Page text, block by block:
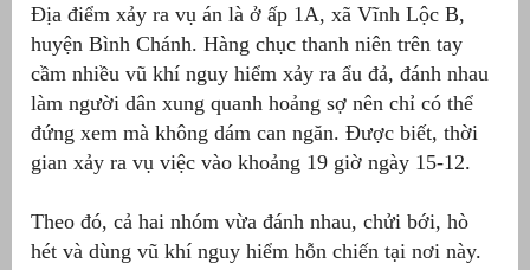
Địa điểm xảy ra vụ án là ở ấp 1A, xã Vĩnh Lộc B,
huyện Bình Chánh. Hàng chục thanh niên trên tay
cầm nhiều vũ khí nguy hiểm xảy ra ẩu đả, đánh nhau
làm người dân xung quanh hoảng sợ nên chỉ có thể
đứng xem mà không dám can ngăn. Được biết, thời
gian xảy ra vụ việc vào khoảng 19 giờ ngày 15-12.
Theo đó, cả hai nhóm vừa đánh nhau, chửi bới, hò
hét và dùng vũ khí nguy hiểm hỗn chiến tại nơi này.